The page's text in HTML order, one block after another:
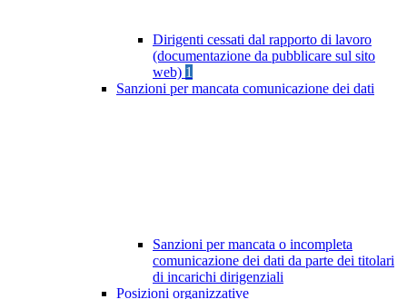
Dirigenti cessati dal rapporto di lavoro
(documentazione da pubblicare sul sito
web) 1
Sanzioni per mancata comunicazione dei dati
Sanzioni per mancata o incompleta
comunicazione dei dati da parte dei titolari
di incarichi dirigenziali
Posizioni organizzative